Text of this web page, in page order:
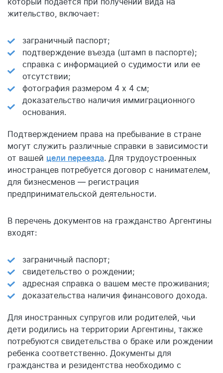
который подается при получении вида на
жительство, включает:
заграничный паспорт;
подтверждение въезда (штамп в паспорте);
справка с информацией о судимости или ее
отсутствии;
фотография размером 4 х 4 см;
доказательство наличия иммиграционного
основания.
Подтверждением права на пребывание в стране
могут служить различные справки в зависимости
от вашей цели переезда. Для трудоустроенных
иностранцев потребуется договор с нанимателем,
для бизнесменов — регистрация
предпринимательской деятельности.
В перечень документов на гражданство Аргентины
входят:
заграничный паспорт;
свидетельство о рождении;
адресная справка о вашем месте проживания;
доказательства наличия финансового дохода.
Для иностранных супругов или родителей, чьи
дети родились на территории Аргентины, также
потребуются свидетельства о браке или рождении
ребенка соответственно. Документы для
гражданства и резидентства необходимо с